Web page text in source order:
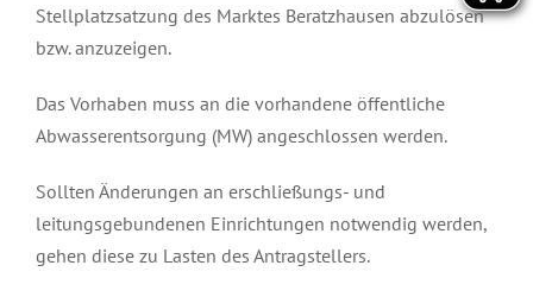
Stellplatzsatzung des Marktes Beratzhausen abzulösen
bzw. anzuzeigen.
Das Vorhaben muss an die vorhandene öffentliche
Abwasserentsorgung (MW) angeschlossen werden.
Sollten Änderungen an erschließungs- und
leitungsgebundenen Einrichtungen notwendig werden,
gehen diese zu Lasten des Antragstellers.